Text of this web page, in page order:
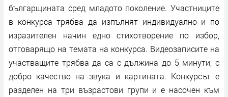
българщината сред младото поколение. Участниците
в конкурса трябва да изпълнят индивидуално и по
изразителен начин едно стихотворение по избор,
отговарящо на темата на конкурса. Видеозаписите на
участващите трябва да са с дължина до 5 минути, с
добро качество на звука и картината. Конкурсът е
разделен на три възрастови групи и е насочен към